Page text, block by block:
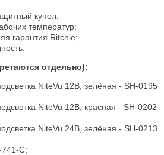
купол;
температур;
гарантия Ritchie;
отдельно):
NiteVu 12В, зелёная - SH-0195
NiteVu 12В, красная - SH-0202
NiteVu 24В, зелёная - SH-0213
C;